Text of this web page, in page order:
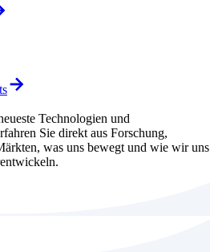
Technologien und
Sie direkt aus Forschung,
was uns bewegt und wie wir uns